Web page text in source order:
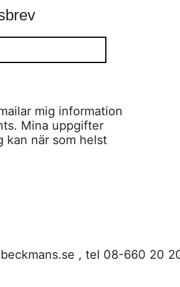
mig information
Mina uppgifter
kan när som helst
, tel 08-660 20